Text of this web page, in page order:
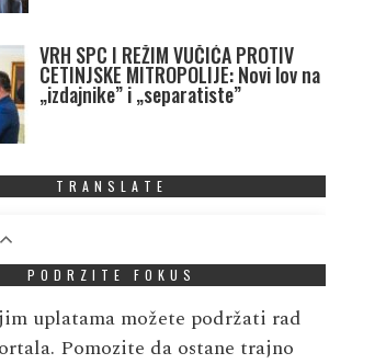
VRH SPC I REŽIM VUČIĆA PROTIV
CETINJSKE MITROPOLIJE: Novi lov na
„izdajnike” i „separatiste”
TRANSLATE
PODRZITE FOKUS
uplatama možete podržati rad
Pomozite da ostane trajno